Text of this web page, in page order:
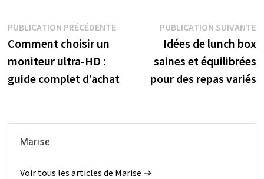
Navigation
de
l’article
PUBLICATION PRÉCÉDENTEPublication
précédente :
Comment choisir un
moniteur ultra-HD :
guide complet d’achat
PUBLICATION SUIVANTE
Idées de lunch box
saines et équilibrées
pour des repas variés
Marise
Voir tous les articles de Marise →